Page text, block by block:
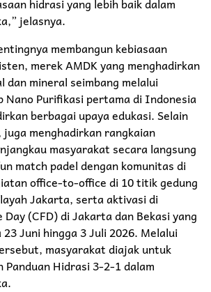
jelasnya.
membangun kebiasaan
merek AMDK yang menghadirkan
dan mineral seimbang melalui
Nano Purifikasi pertama di Indonesia
berbagai upaya edukasi. Selain
menghadirkan rangkaian
masyarakat secara langsung
match padel dengan komunitas di
office-to-office di 10 titik gedung
Jakarta, serta aktivasi di
Day (CFD) di Jakarta dan Bekasi yang
Juni hingga 3 Juli 2026. Melalui
masyarakat diajak untuk
Panduan Hidrasi 3-2-1 dalam